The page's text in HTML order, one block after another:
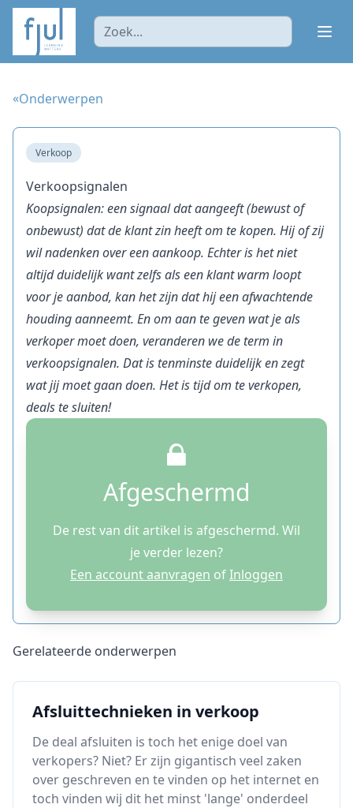
«Onderwerpen
Verkoop
Verkoopsignalen
Koopsignalen: een signaal dat aangeeft (bewust of
onbewust) dat de klant zin heeft om te kopen. Hij of zij
wil nadenken over een aankoop. Echter is het niet
altijd duidelijk want zelfs als een klant warm loopt
voor je aanbod, kan het zijn dat hij een afwachtende
houding aanneemt. En om aan te geven wat je als
verkoper moet doen, veranderen we de term in
verkoopsignalen. Dat is tenminste duidelijk en zegt
wat jij moet gaan doen. Het is tijd om te verkopen,
deals te sluiten!
Afgeschermd
De rest van dit artikel is afgeschermd. Wil
je verder lezen?
Een account aanvragen ofInloggen
Gerelateerde onderwerpen
Afsluittechnieken in verkoop
De deal afsluiten is toch het enige doel van
verkopers? Niet? Er zijn gigantisch veel zaken
over geschreven en te vinden op het internet en
toch vinden wij dit het minst 'lange' onderdeel